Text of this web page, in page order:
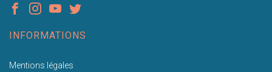
INFORMATIONS
Mentions légales